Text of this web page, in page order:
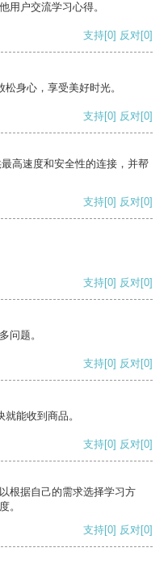
用户交流学习心得。
支持[0] 反对[0]
身心，享受美好时光。
支持[0] 反对[0]
高速度和安全性的连接，并帮
支持[0] 反对[0]
支持[0] 反对[0]
问题。
支持[0] 反对[0]
能收到商品。
支持[0] 反对[0]
根据自己的需求选择学习方
。
支持[0] 反对[0]